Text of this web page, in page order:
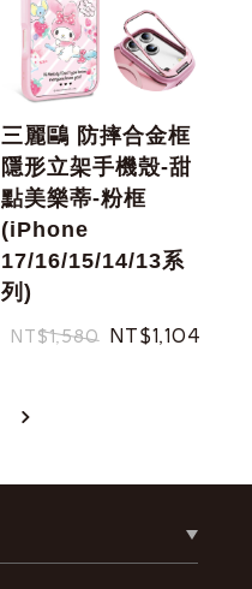
三麗鷗 防摔合金框
隱形立架手機殼-甜
點美樂蒂-粉框
(iPhone
17/16/15/14/13系
列)
NT$1,580 NT$1,104